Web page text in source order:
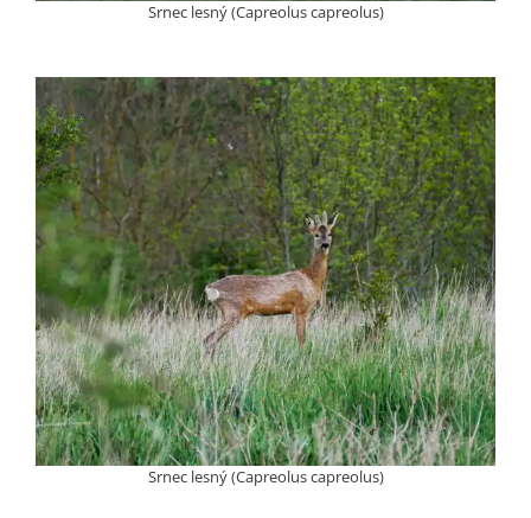
Srnec lesný (Capreolus capreolus)
Srnec lesný (Capreolus capreolus)